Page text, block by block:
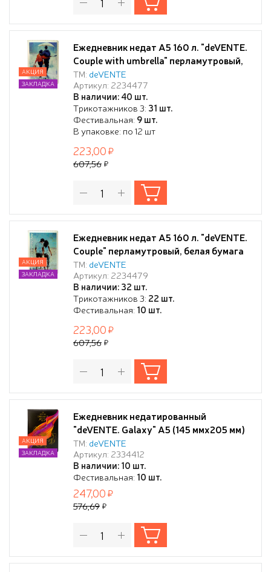
Ежедневник недат А5 160 л. "deVENTE.
Couple with umbrella" перламутровый,
тв.обложка из искусственной кожи с
поролоном, цветная печать, отстрочка,
перфорация, закругленные уголки, 2
ляссе, в термоусадочной пленке,
ТМ: deVENTE
Артикул: 2234477
В наличии: 40 шт.
Трикотажников 3: 31 шт.
Фестивальная: 9 шт.
В упаковке: по 12 шт
АКЦИЯ
ЗАКЛАДКА
223,00
607,56
Ежедневник недат А5 160 л. "deVENTE.
Couple" перламутровый, белая бумага
70 г/м², печать в 2 краски, тв.обложка
из искусственной кожи с поролоном,
цветная печать, отстрочка,
перфорация, закругленные уголки, 2
ляссе, в термоусадочной пленке,
ТМ: deVENTE
Артикул: 2234479
В наличии: 32 шт.
Трикотажников 3: 22 шт.
Фестивальная: 10 шт.
АКЦИЯ
ЗАКЛАДКА
223,00
607,56
Ежедневник недатированный
"deVENTE. Galaxy" A5 (145 ммx205 мм)
320 стр, кремовая бумага 70 г/м²,
печать в 2 краски, твердая обложка из
искусственной кожи с поролоном,
цветная печать, тиснение фольгой,
черный форзац, перфорация,
закругленные уголки, 2
ТМ: deVENTE
Артикул: 2334412
В наличии: 10 шт.
Фестивальная: 10 шт.
АКЦИЯ
ЗАКЛАДКА
247,00
576,69